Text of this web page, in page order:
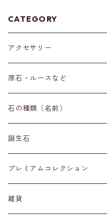
CATEGORY
アクセサリー
ブレスレット
イヤリング・ピアス
ネックレス・ペンダントトップ
リング
材質
原石・ルースなど
原石
丸玉
標本
磨き石
石の種類（名前）
ア行
アイオライト
アクアマリン
カ行
カーネリアン
サ行
誕生石
１月
２月
プレミアムコレクション
雑貨